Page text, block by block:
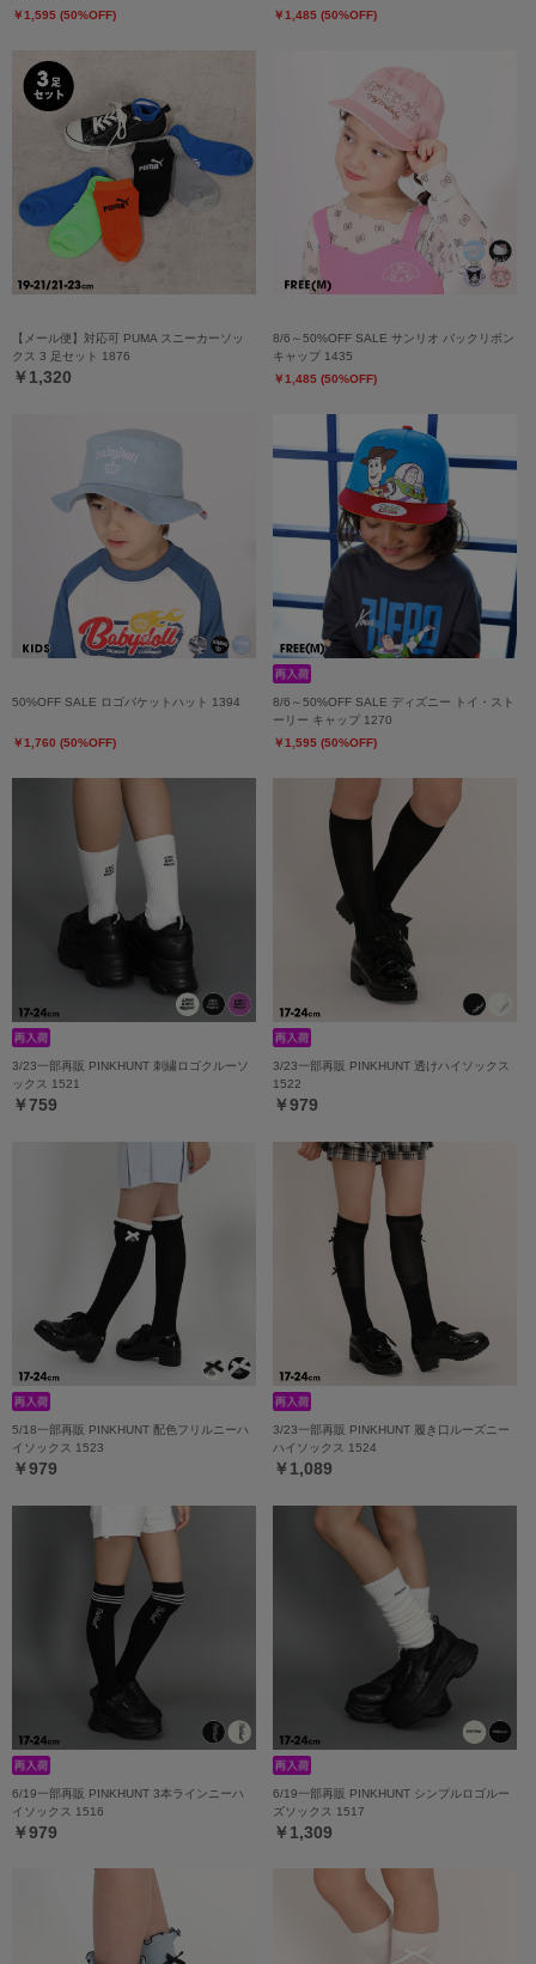
￥1,595 (50%OFF)
￥1,485 (50%OFF)
【メール便】対応可 PUMA スニーカーソッ
クス 3 足セット 1876
￥1,320
8/6～50%OFF SALE サンリオ バックリボン
キャップ 1435
￥1,485 (50%OFF)
50%OFF SALE ロゴバケットハット 1394
￥1,760 (50%OFF)
8/6～50%OFF SALE ディズニー トイ・スト
ーリー キャップ 1270
￥1,595 (50%OFF)
3/23一部再販 PINKHUNT 刺繍ロゴクルーソ
ックス 1521
￥759
3/23一部再販 PINKHUNT 透けハイソックス
1522
￥979
5/18一部再販 PINKHUNT 配色フリルニーハ
イソックス 1523
￥979
3/23一部再販 PINKHUNT 履き口ルーズニー
ハイソックス 1524
￥1,089
6/19一部再販 PINKHUNT 3本ラインニーハ
イソックス 1516
￥979
6/19一部再販 PINKHUNT シンプルロゴルー
ズソックス 1517
￥1,309